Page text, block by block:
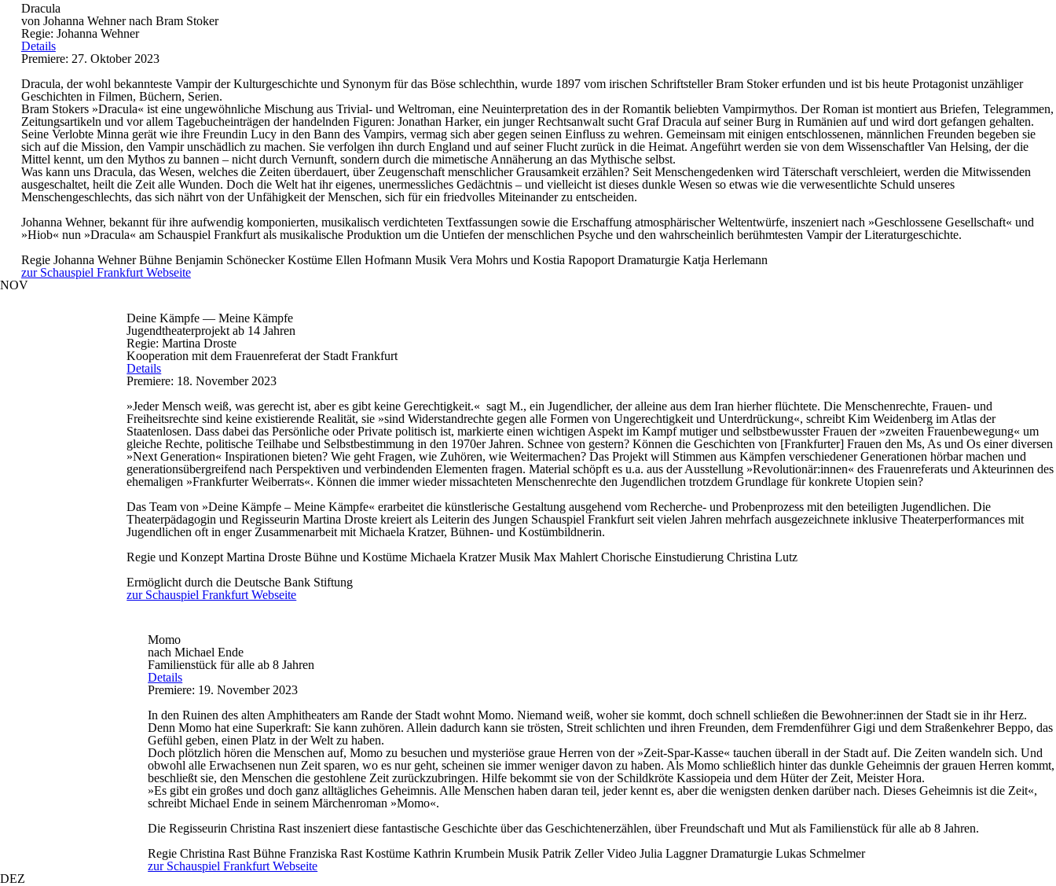
Dracula
von Johanna Wehner nach Bram Stoker
Regie: Johanna Wehner
Details
Premiere: 27. Oktober 2023
Dracula, der wohl bekannteste Vampir der Kulturgeschichte und Synonym für das Böse schlechthin, wurde 1897 vom irischen Schriftsteller Bram Stoker erfunden und ist bis heute Protagonist unzähliger
Geschichten in Filmen, Büchern, Serien.
Bram Stokers »Dracula« ist eine ungewöhnliche Mischung aus Trivial- und Weltroman, eine Neuinterpretation des in der Romantik beliebten Vampirmythos. Der Roman ist montiert aus Briefen, Telegrammen,
Zeitungsartikeln und vor allem Tagebucheinträgen der handelnden Figuren: Jonathan Harker, ein junger Rechtsanwalt sucht Graf Dracula auf seiner Burg in Rumänien auf und wird dort gefangen gehalten.
Seine Verlobte Minna gerät wie ihre Freundin Lucy in den Bann des Vampirs, vermag sich aber gegen seinen Einfluss zu wehren. Gemeinsam mit einigen entschlossenen, männlichen Freunden begeben sie
sich auf die Mission, den Vampir unschädlich zu machen. Sie verfolgen ihn durch England und auf seiner Flucht zurück in die Heimat. Angeführt werden sie von dem Wissenschaftler Van Helsing, der die
Mittel kennt, um den Mythos zu bannen – nicht durch Vernunft, sondern durch die mimetische Annäherung an das Mythische selbst.
Was kann uns Dracula, das Wesen, welches die Zeiten überdauert, über Zeugenschaft menschlicher Grausamkeit erzählen? Seit Menschengedenken wird Täterschaft verschleiert, werden die Mitwissenden
ausgeschaltet, heilt die Zeit alle Wunden. Doch die Welt hat ihr eigenes, unermessliches Gedächtnis – und vielleicht ist dieses dunkle Wesen so etwas wie die verwesentlichte Schuld unseres
Menschengeschlechts, das sich nährt von der Unfähigkeit der Menschen, sich für ein friedvolles Miteinander zu entscheiden.
Johanna Wehner, bekannt für ihre aufwendig komponierten, musikalisch verdichteten Textfassungen sowie die Erschaffung atmosphärischer Weltentwürfe, inszeniert nach »Geschlossene Gesellschaft« und
»Hiob« nun »Dracula« am Schauspiel Frankfurt als musikalische Produktion um die Untiefen der menschlichen Psyche und den wahrscheinlich berühmtesten Vampir der Literaturgeschichte.
RegieJohanna WehnerBühne Benjamin SchöneckerKostümeEllen Hofmann Musik Vera Mohrs und Kostia Rapoport Dramaturgie Katja Herlemann
zur Schauspiel Frankfurt Webseite
NOV
Deine Kämpfe — Meine Kämpfe
Jugendtheaterprojekt ab 14 Jahren
Regie: Martina Droste
Kooperation mit dem Frauenreferat der Stadt Frankfurt
Details
Premiere: 18. November 2023
»Jeder Mensch weiß, was gerecht ist, aber es gibt keine Gerechtigkeit.« sagt M., ein Jugendlicher, der alleine aus dem Iran hierher flüchtete. Die Menschenrechte, Frauen- und
Freiheitsrechte sind keine existierende Realität, sie »sind Widerstandrechte gegen alle Formen von Ungerechtigkeit und Unterdrückung«, schreibt Kim Weidenberg im Atlas der
Staatenlosen. Dass dabei das Persönliche oder Private politisch ist, markierte einen wichtigen Aspekt im Kampf mutiger und selbstbewusster Frauen der »zweiten Frauenbewegung« um
gleiche Rechte, politische Teilhabe und Selbstbestimmung in den 1970er Jahren. Schnee von gestern? Können die Geschichten von [Frankfurter] Frauen den Ms, As und Os einer diversen
»Next Generation« Inspirationen bieten? Wie geht Fragen, wie Zuhören, wie Weitermachen? Das Projekt will Stimmen aus Kämpfen verschiedener Generationen hörbar machen und
generationsübergreifend nach Perspektiven und verbindenden Elementen fragen. Material schöpft es u.a. aus der Ausstellung »Revolutionär:innen« des Frauenreferats und Akteurinnen des
ehemaligen »Frankfurter Weiberrats«. Können die immer wieder missachteten Menschenrechte den Jugendlichen trotzdem Grundlage für konkrete Utopien sein?
Das Team von »Deine Kämpfe – Meine Kämpfe« erarbeitet die künstlerische Gestaltung ausgehend vom Recherche- und Probenprozess mit den beteiligten Jugendlichen. Die
Theaterpädagogin und Regisseurin Martina Droste kreiert als Leiterin des Jungen Schauspiel Frankfurt seit vielen Jahren mehrfach ausgezeichnete inklusive Theaterperformances mit
Jugendlichen oft in enger Zusammenarbeit mit Michaela Kratzer, Bühnen- und Kostümbildnerin.
Regie und KonzeptMartina DrosteBühne und Kostüme Michaela KratzerMusikMax MahlertChorische Einstudierung Christina Lutz
Ermöglicht durch die Deutsche Bank Stiftung
zur Schauspiel Frankfurt Webseite
Momo
nach Michael Ende
Familienstück für alle ab 8 Jahren
Details
Premiere: 19. November 2023
In den Ruinen des alten Amphitheaters am Rande der Stadt wohnt Momo. Niemand weiß, woher sie kommt, doch schnell schließen die Bewohner:innen der Stadt sie in ihr Herz.
Denn Momo hat eine Superkraft: Sie kann zuhören. Allein dadurch kann sie trösten, Streit schlichten und ihren Freunden, dem Fremdenführer Gigi und dem Straßenkehrer Beppo, das
Gefühl geben, einen Platz in der Welt zu haben.
Doch plötzlich hören die Menschen auf, Momo zu besuchen und mysteriöse graue Herren von der »Zeit-Spar-Kasse« tauchen überall in der Stadt auf. Die Zeiten wandeln sich. Und
obwohl alle Erwachsenen nun Zeit sparen, wo es nur geht, scheinen sie immer weniger davon zu haben. Als Momo schließlich hinter das dunkle Geheimnis der grauen Herren kommt,
beschließt sie, den Menschen die gestohlene Zeit zurückzubringen. Hilfe bekommt sie von der Schildkröte Kassiopeia und dem Hüter der Zeit, Meister Hora.
»Es gibt ein großes und doch ganz alltägliches Geheimnis. Alle Menschen haben daran teil, jeder kennt es, aber die wenigsten denken darüber nach. Dieses Geheimnis ist die Zeit«,
schreibt Michael Ende in seinem Märchenroman »Momo«.
Die Regisseurin Christina Rast inszeniert diese fantastische Geschichte über das Geschichtenerzählen, über Freundschaft und Mut als Familienstück für alle ab 8 Jahren.
Regie Christina RastBühne Franziska RastKostüme Kathrin KrumbeinMusik Patrik ZellerVideo Julia LaggnerDramaturgie Lukas Schmelmer
zur Schauspiel Frankfurt Webseite
DEZ